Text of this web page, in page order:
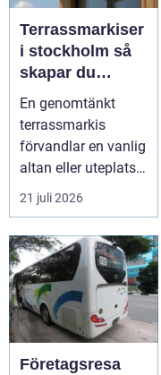
Terrassmarkiser
i stockholm så
skapar du
skugga, stil och
komfort på
uteplatsen
En genomtänkt
terrassmarkis
förvandlar en vanlig
altan eller uteplats
till ett extra rum
under somma...
21 juli 2026
Företagsresa